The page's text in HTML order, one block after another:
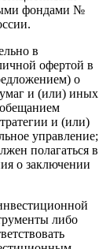
фондами №
в
офертой в
о
и (или) иных
и (или)
управление;
полагаться в
о заключении
либо